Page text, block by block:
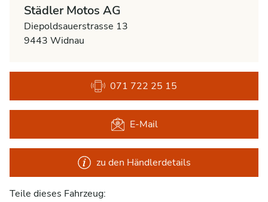
Städler Motos AG
Diepoldsauerstrasse 13
9443 Widnau
071 722 25 15
E-Mail
zu den Händlerdetails
Teile dieses Fahrzeug: